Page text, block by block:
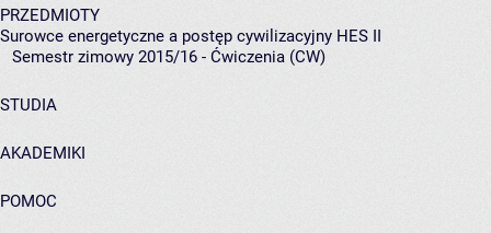
PRZEDMIOTY
Surowce energetyczne a postęp cywilizacyjny HES II
Semestr zimowy 2015/16 - Ćwiczenia (CW)
STUDIA
AKADEMIKI
POMOC